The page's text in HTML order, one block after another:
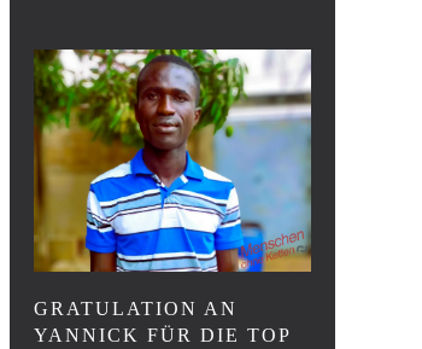
GRATULATION AN
YANNICK FÜR DIE TOP